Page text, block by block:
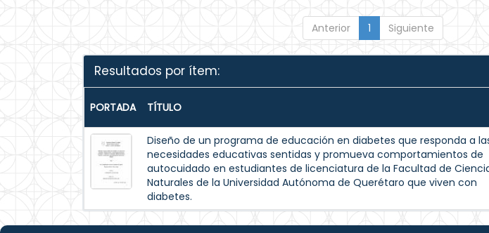
Anterior 1 Siguiente
Resultados por ítem:
PORTADA TÍTULO
Diseño de un programa de educación en diabetes que responda a
necesidades educativas sentidas y promueva comportamientos de
autocuidado en estudiantes de licenciatura de la Facultad de
Naturales de la Universidad Autónoma de Querétaro que viven con
diabetes.